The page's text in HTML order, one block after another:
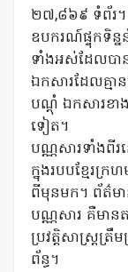
២៧,៨៦៩ ទំព័រ។
ឧបករណ៍ផ្ទុកទិន្
ទាំងអស់ដែលបា
ឯកសារដែលគ្មា
បណ្តុំ ឯកសារខា
ទៀត។
បណ្ណសារទាំងពីរ
ក្នុងរបបខ្មែរក្
ពីមុនមក។ ព័ត៌ម
បណ្ណសារ គឺមាន
ប្រវត្តិសាស្ត្រត្រឹ
ព័ន្ធ។